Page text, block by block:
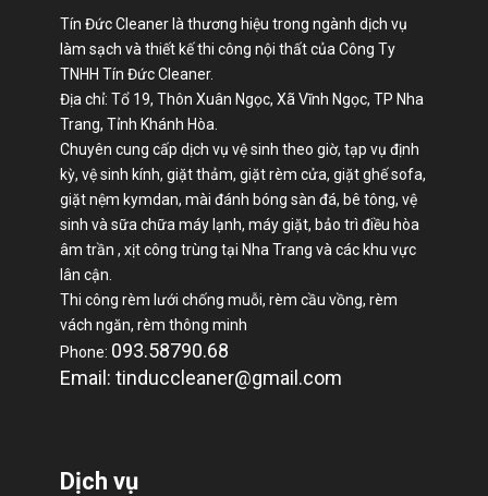
Tín Đức Cleaner là thương hiệu trong ngành dịch vụ
làm sạch và thiết kế thi công nội thất của Công Ty
TNHH Tín Đức Cleaner.
Địa chỉ: Tổ 19, Thôn Xuân Ngọc, Xã Vĩnh Ngọc, TP Nha
Trang, Tỉnh Khánh Hòa.
Chuyên cung cấp dịch vụ vệ sinh theo giờ, tạp vụ định
kỳ, vệ sinh kính, giặt thảm, giặt rèm cửa, giặt ghế sofa,
giặt nệm kymdan, mài đánh bóng sàn đá, bê tông, vệ
sinh và sữa chữa máy lạnh, máy giặt, bảo trì điều hòa
âm trần , xịt công trùng tại Nha Trang và các khu vực
lân cận.
Thi công rèm lưới chống muỗi, rèm cầu vồng, rèm
vách ngăn, rèm thông minh
Phone: 093.58790.68
Email: tinduccleaner@gmail.com
Dịch vụ